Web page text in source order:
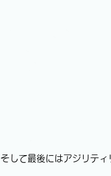
そして最後にはアジリティ